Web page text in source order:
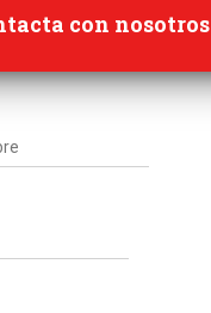
con nosotros